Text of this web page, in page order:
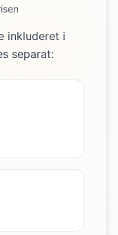
inkluderet i
separat: